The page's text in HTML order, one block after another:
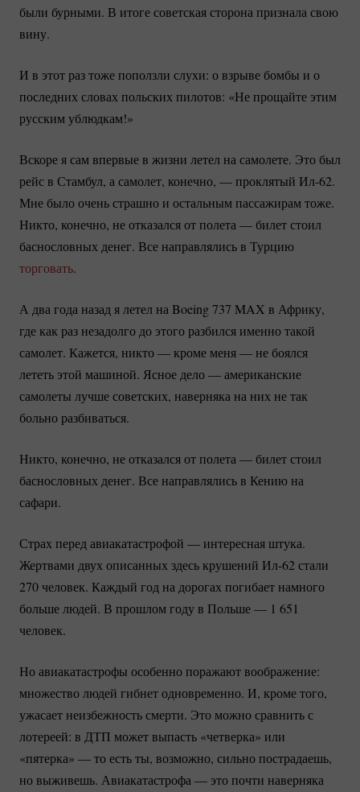
были бурными. В итоге советская сторона признала свою
вину.
И в этот раз тоже поползли слухи: о взрыве бомбы и о
последних словах польских пилотов: «Не прощайте этим
русским ублюдкам!»
Вскоре я сам впервые в жизни летел на самолете. Это был
рейс в Стамбул, а самолет, конечно, — проклятый Ил-62.
Мне было очень страшно и остальным пассажирам тоже.
Никто, конечно, не отказался от полета — билет стоил
баснословных денег. Все направлялись в Турцию
торговать.
А два года назад я летел на Boeing 737 MAX в Африку,
где как раз незадолго до этого разбился именно такой
самолет. Кажется, никто — кроме меня — не боялся
лететь этой машиной. Ясное дело — американские
самолеты лучше советских, наверняка на них не так
больно разбиваться.
Никто, конечно, не отказался от полета — билет стоил
баснословных денег. Все направлялись в Кению на
сафари.
Страх перед авиакатастрофой — интересная штука.
Жертвами двух описанных здесь крушений Ил-62стали
270 человек. Каждый год на дорогах погибает намного
больше людей. В прошлом году в Польше — 1 651
человек.
Но авиакатастрофы особенно поражают воображение:
множество людей гибнет одновременно. И, кроме того,
ужасает неизбежность смерти. Это можно сравнить с
лотереей: в ДТП может выпасть «четверка» или
«пятерка» — то есть ты, возможно, сильно пострадаешь,
но выживешь. Авиакатастрофа — это почти наверняка